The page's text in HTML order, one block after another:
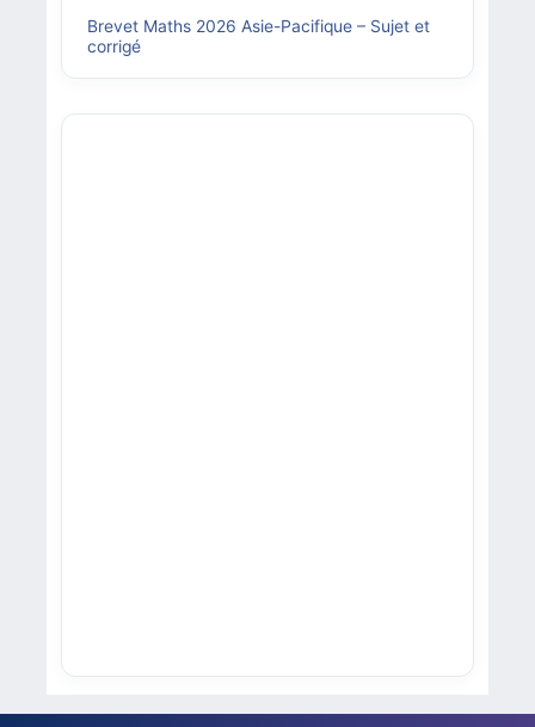
Brevet Maths 2026 Asie-Pacifique – Sujet et
corrigé